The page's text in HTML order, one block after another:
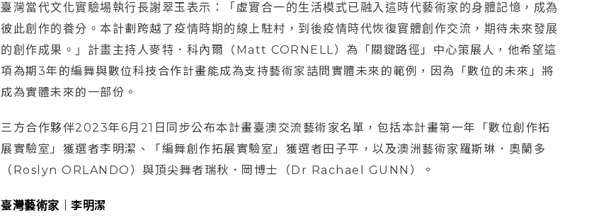
臺灣當代文化實驗場執行長謝翠玉表示：「虛實合一的生活模式已融入這時代藝術家的身體記憶，成為
彼此創作的養分。本計劃跨越了疫情時期的線上駐村，到後疫情時代恢復實體創作交流，期待未來發展
的創作成果。」計畫主持人麥特．科內爾（Matt CORNELL）為「關鍵路徑」中心策展人，他希望這
項為期3年的編舞與數位科技合作計畫能成為支持藝術家詰問實體未來的範例，因為「數位的未來」將
成為實體未來的一部份。
三方合作夥伴2023年6月21日同步公布本計畫臺澳交流藝術家名單，包括本計畫第一年「數位創作拓
展實驗室」獲選者李明潔、「編舞創作拓展實驗室」獲選者田子平，以及澳洲藝術家羅斯琳．奧蘭多
（Roslyn ORLANDO）與頂尖舞者瑞秋．岡博士（Dr Rachael GUNN）。
臺灣藝術家｜李明潔